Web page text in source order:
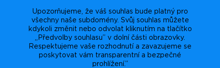
Upozorňujeme, že váš souhlas bude platný pro
všechny naše subdomény. Svůj souhlas můžete
kdykoli změnit nebo odvolat kliknutím na tlačítko
„Předvolby souhlasu” v dolní části obrazovky.
Respektujeme vaše rozhodnutí a zavazujeme se
poskytovat vám transparentní a bezpečné
prohlížení.”